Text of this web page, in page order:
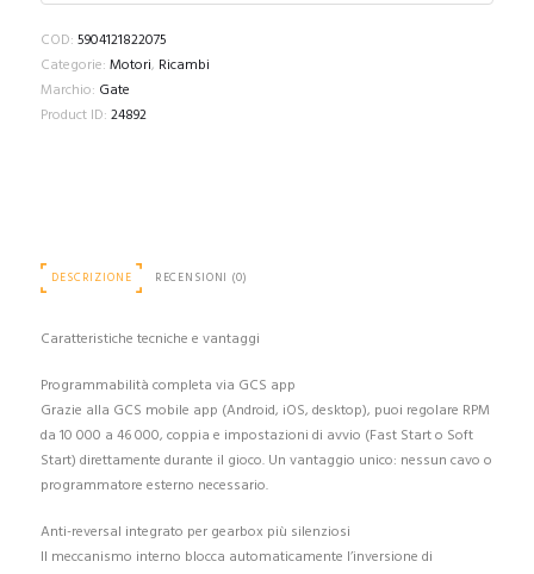
COD: 5904121822075
Categorie: Motori, Ricambi
Marchio: Gate
Product ID: 24892
DESCRIZIONE RECENSIONI (0)
Caratteristiche tecniche e vantaggi
Programmabilità completa via GCS app
Grazie alla GCS mobile app (Android, iOS, desktop), puoi regolare RPM
da 10 000 a 46 000, coppia e impostazioni di avvio (Fast Start o Soft
Start) direttamente durante il gioco. Un vantaggio unico: nessun cavo o
programmatore esterno necessario.
Anti-reversal integrato per gearbox più silenziosi
Il meccanismo interno blocca automaticamente l’inversione di